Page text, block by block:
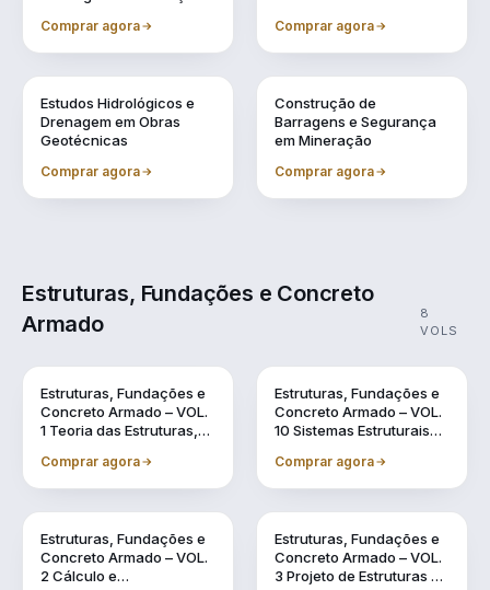
Comprar agora Comprar agora
Estudos Hidrológicos e
Drenagem em Obras
Geotécnicas
Comprar agora
Construção de
Barragens e Segurança
em Mineração
Comprar agora
Estruturas, Fundações e Concreto
Armado
8
VOLS
Estruturas, Fundações e
Concreto Armado – VOL.
1 Teoria das Estruturas,
e o Uso do BIM
Comprar agora
Estruturas, Fundações e
Concreto Armado – VOL.
10 Sistemas Estruturais
Comprar agora
Estruturas, Fundações e
Concreto Armado – VOL.
2 Cálculo e
Estruturas, Fundações e
Concreto Armado – VOL.
3 Projeto de Estruturas de